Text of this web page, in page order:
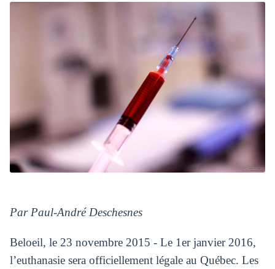
Par Paul-André Deschesnes
Beloeil, le 23 novembre 2015 - Le 1er janvier 2016,
l’euthanasie sera officiellement légale au Québec. Les